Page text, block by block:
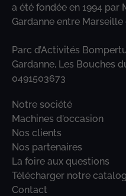
a été fondée en 1994 par
Gardanne entre
Parc d’Activités
Gardanne, Les Bouches
0491503673
Notre société
Machines d'occasion
Nos clients
Nos partenaires
La foire aux questions
Télécharger notre
Contact